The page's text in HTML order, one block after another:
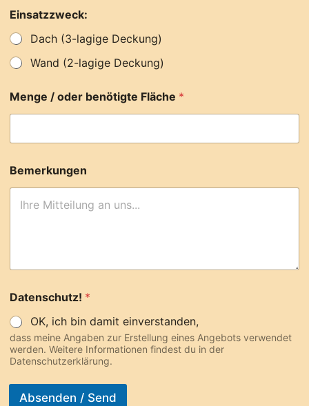
o
r
n
a
m
/
b
e
t
Einsatzzweck:
Dach (3-lagige Deckung)
Wand (2-lagige Deckung)
Menge / oder benötigte Fläche *
Bemerkungen
Datenschutz! *
OK, ich bin damit einverstanden,
dass meine Angaben zur Erstellung eines Angebots verwendet
werden. Weitere Informationen findest du in der
Datenschutzerklärung.
Absenden / Send